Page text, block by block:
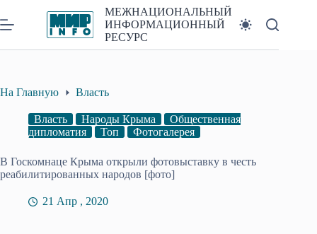
к
сути
МЕЖНАЦИОНАЛЬНЫЙ
ИНФОРМАЦИОННЫЙ
РЕСУРС
На Главную Власть
Власть Народы Крыма
Общественная
дипломатия
Топ Фотогалерея
В Госкомнаце Крыма открыли фотовыставку в честь
реабилитированных народов [фото]
21 Апр , 2020